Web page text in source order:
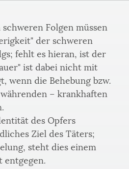
Folgen müssen
der schweren
fehlt es hieran, ist der
ist dabei nicht mit
wenn die Behebung bzw.
– krankhaften
des Opfers
Ziel des Täters;
steht dies einem